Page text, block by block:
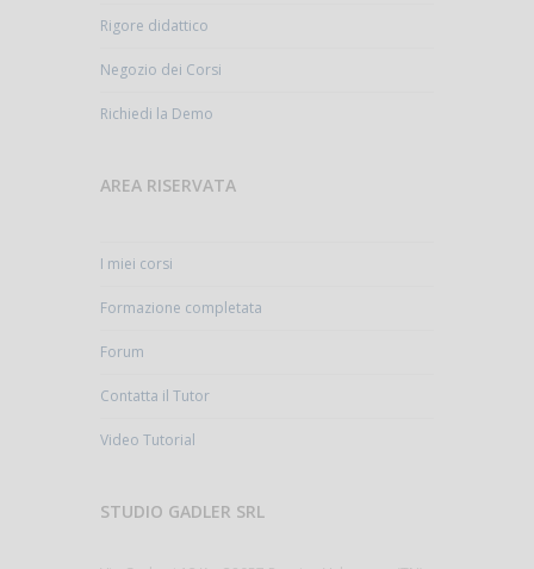
Rigore didattico
Negozio dei Corsi
Richiedi la Demo
AREA RISERVATA
I miei corsi
Formazione completata
Forum
Contatta il Tutor
Video Tutorial
STUDIO GADLER SRL